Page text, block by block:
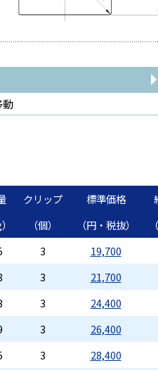
クリップ 標準価格
（個） （円・税抜）
3 19,700
3 21,700
3 24,400
3 26,400
3 28,400